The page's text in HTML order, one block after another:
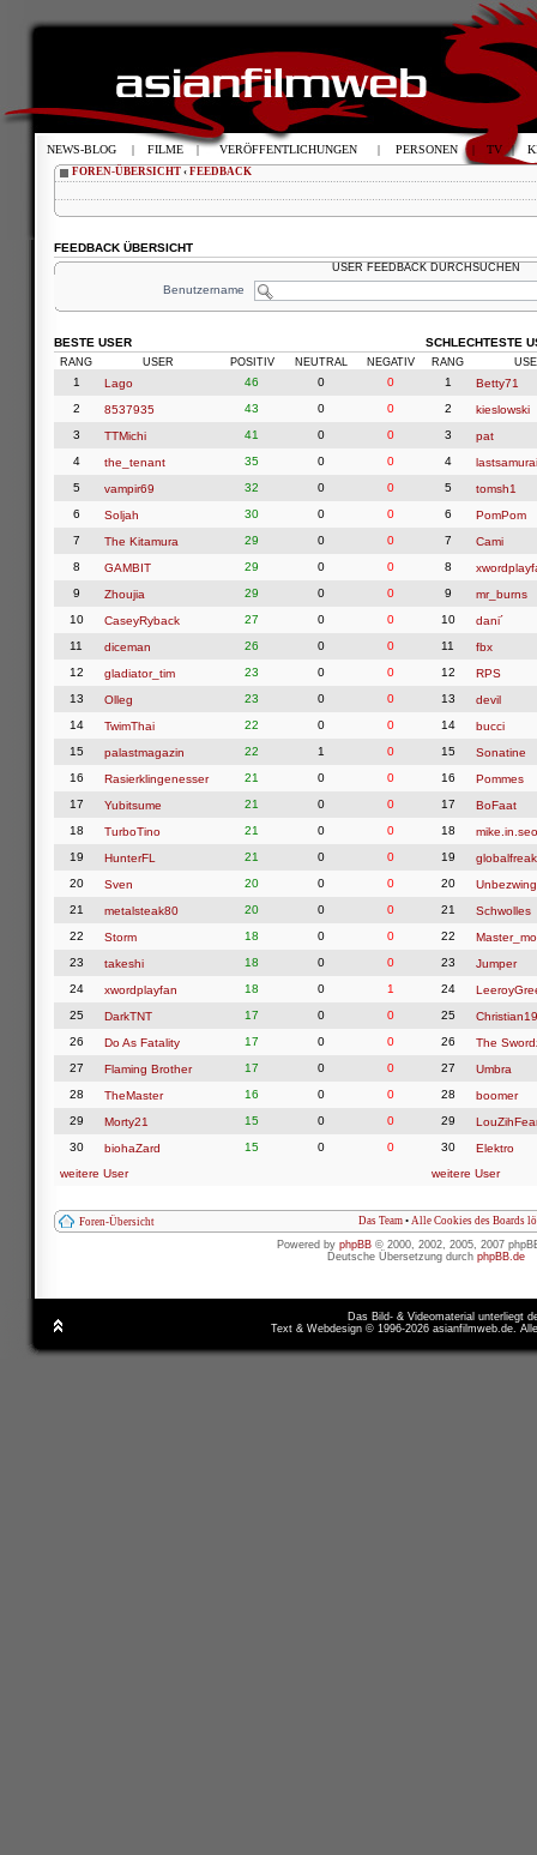
FOREN-ÜBERSICHT ‹ FEEDBACK
FEEDBACK ÜBERSICHT
USER FEEDBACK DURCHSUCHEN
Benutzername
BESTE USER
RANG USER POSITIV NEUTRAL NEGATIV
1 Lago 46 0
0
2
8537935 43 0
0
3
TTMichi 41 0
0
4
the_tenant 35 0
0
5
vampir69 32 0
0
6
Soljah 30 0
0
7
The Kitamura 29 0
0
8
GAMBIT 29 0
0
9
Zhoujia 29 0
0
10
CaseyRyback 27 0
0
11
diceman 26 0
0
12
gladiator_tim 23 0
0
13
Olleg 23 0
0
14
TwimThai 22 0
0
15
palastmagazin 22 1
0
16
Rasierklingenesser 21 0
0
17
Yubitsume 21 0
0
18
TurboTino 21 0
0
19
HunterFL 21 0
0
20
Sven 20 0
0
21
metalsteak80 20 0
0
22
Storm 18 0
0
23
takeshi 18 0
0
24
xwordplayfan 18 0
1
25
DarkTNT 17 0
0
26
Do As Fatality 17 0
0
27
Flaming Brother 17 0
0
28
TheMaster 16 0
0
29
Morty21 15 0
0
30
biohaZard 15 0
0
weitere User
SCHLECHTESTE
RANG
1
Betty71
2
kieslowski
3
pat
4
5
tomsh1
6
PomPom
7
Cami
8
9
mr_burns
10
dani´
11
fbx
12
RPS
13
devil
14
bucci
15
Sonatine
16
Pommes
17
BoFaat
18
19
globalfreak
20
21
Schwolles
22
Master_mo
23
Jumper
24
25
26
The
27
Umbra
28
boomer
29
30
Elektro
weitere User
Foren-Übersicht Das Team • Alle Cookies des Boards
Powered by phpBB © 2000, 2002, 2005, 2007
Deutsche Übersetzung durch phpBB.de
Das Bild- & Videomaterial unterliegt
Text & Webdesign © 1996-2026 asianfilmweb.de.
NEWS-BLOG | FILME | VERÖFFENTLICHUNGEN | PERSONEN | TV |